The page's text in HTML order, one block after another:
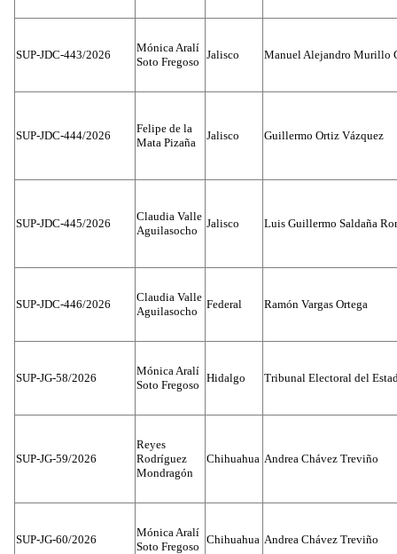
SUP-JDC-443/2026
Mónica Aralí
Soto Fregoso
Jalisco Manuel Alejandro Murillo
SUP-JDC-444/2026
Felipe de la
Mata Pizaña
Jalisco Guillermo Ortiz Vázquez
SUP-JDC-445/2026
Claudia Valle
Aguilasocho
Jalisco Luis Guillermo Saldaña
SUP-JDC-446/2026
Claudia Valle
Aguilasocho
Federal Ramón Vargas Ortega
SUP-JG-58/2026
Mónica Aralí
Soto Fregoso
Hidalgo Tribunal Electoral del
SUP-JG-59/2026
Reyes
Rodríguez
Mondragón
Chihuahua Andrea Chávez Treviño
SUP-JG-60/2026
Mónica Aralí
Soto Fregoso
Chihuahua Andrea Chávez Treviño